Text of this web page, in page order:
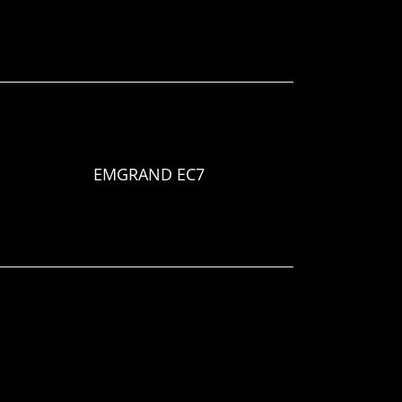
EMGRAND EC7